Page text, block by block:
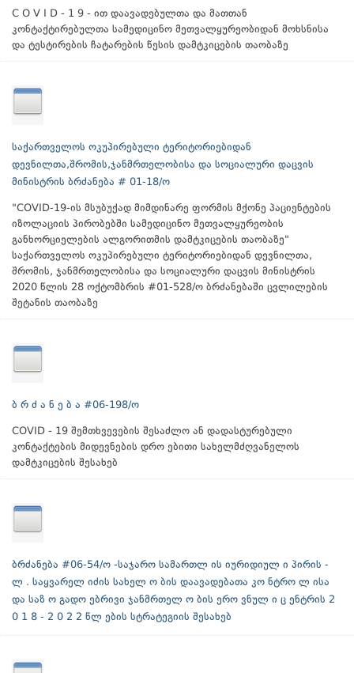
C O V I D - 1 9 - ით დაავადებულთა და მათთან
კონტაქტირებულთა სამედიცინო მეთვალყურეობიდან მოხსნისა
და ტესტირების ჩატარების წესის დამტკიცების თაობაზე
საქართველოს ოკუპირებული ტერიტორიებიდან
დევნილთა,შრომის,ჯანმრთელობისა და სოციალური დაცვის
მინისტრის ბრძანება # 01-18/ო
"COVID-19-ის მსუბუქად მიმდინარე ფორმის მქონე პაციენტების
იზოლაციის პირობებში სამედიცინო მეთვალყურეობის
განხორციელების ალგორითმის დამტკიცების თაობაზე"
საქართველოს ოკუპირებული ტერიტორიებიდან დევნილთა,
შრომის, ჯანმრთელობისა და სოციალური დაცვის მინისტრის
2020 წლის 28 ოქტომბრის #01-528/ო ბრძანებაში ცვლილების
შეტანის თაობაზე
ბ რ ძ ა ნ ე ბ ა #06-198/ო
COVID - 19 შემთხვევების შესაძლო ან დადასტურებული
კონტაქტების მიდევნების დრო ებითი სახელმძღვანელოს
დამტკიცების შესახებ
ბრძანება #06-54/ო -საჯარო სამართლ ის იურიდიულ ი პირის -
ლ . საყვარელ იძის სახელ ო ბის დაავადებათა კო ნტრო ლ ისა
და საზ ო გადო ებრივი ჯანმრთელ ო ბის ერო ვნულ ი ც ენტრის 2
0 1 8 - 2 0 2 2 წლ ების სტრატეგიის შესახებ